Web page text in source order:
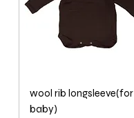
wool rib longsleeve(for
baby)